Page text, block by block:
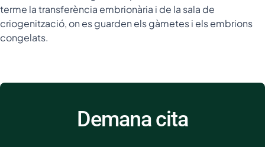
terme la transferència embrionària i de la sala de
criogenització, on es guarden els gàmetes i els embrions
congelats.
Demana cita